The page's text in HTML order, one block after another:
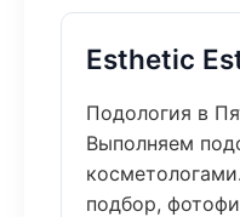
Esthetic
Подология в
Выполняем
подбор,